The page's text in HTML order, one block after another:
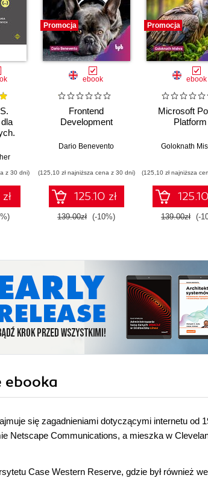
i
stron
z 30 dni)
Promocja
ebook
Frontend
Development
Dario Benevento
(125,10 zł najniższa cena z 30 dni)
125.10 zł
139.00zł (-10%)
Promocja
ebook
Microsoft
Platform
Goloknath
(125,10 zł najniższa
139.00zł (-
ebooka
się zagadnieniami dotyczącymi internetu od
Netscape Communications, a mieszka w
Case Western Reserve, gdzie był również